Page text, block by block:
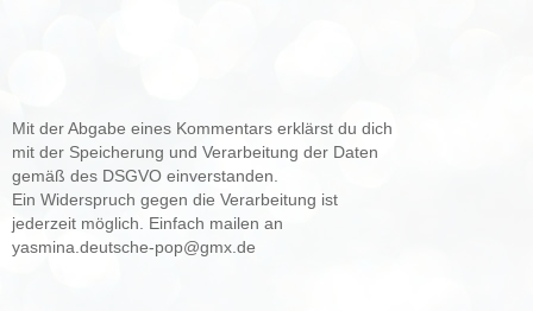
Mit der Abgabe eines Kommentars erklärst du dich
mit der Speicherung und Verarbeitung der Daten
gemäß des DSGVO einverstanden.
Ein Widerspruch gegen die Verarbeitung ist
jederzeit möglich. Einfach mailen an
yasmina.deutsche-pop@gmx.de